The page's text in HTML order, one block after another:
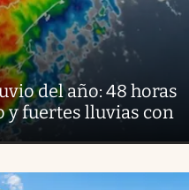
del año: 48 horas
y fuertes lluvias con